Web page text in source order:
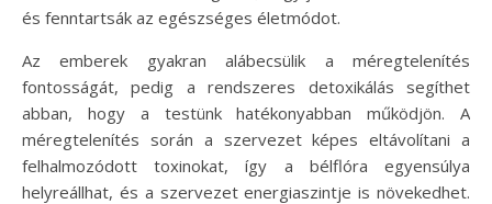
és fenntartsák az egészséges életmódot.
Az emberek gyakran alábecsülik a méregtelenítés
fontosságát, pedig a rendszeres detoxikálás segíthet
abban, hogy a testünk hatékonyabban működjön. A
méregtelenítés során a szervezet képes eltávolítani a
felhalmozódott toxinokat, így a bélflóra egyensúlya
helyreállhat, és a szervezet energiaszintje is növekedhet.